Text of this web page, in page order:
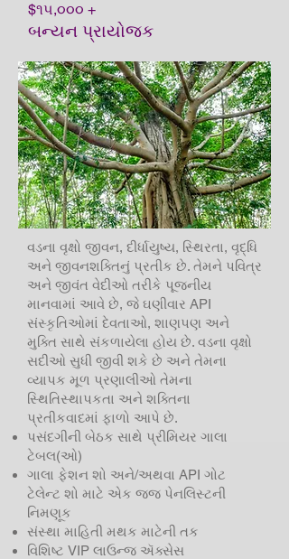
$૧૫,૦૦૦ +
બન્યન પ્રાયોજક
વડના વૃક્ષો જીવન, દીર્ધાયુષ્ય, સ્થિરતા, વૃદ્ધિ
અને જીવનશક્તિનું પ્રતીક છે. તેમને પવિત્ર
અને જીવંત વેદીઓ તરીકે પૂજનીય
માનવામાં આવે છે, જે ઘણીવાર API
સંસ્કૃતિઓમાં દેવતાઓ, શાણપણ અને
મુક્તિ સાથે સંકળાયેલા હોય છે. વડના વૃક્ષો
સદીઓ સુધી જીવી શકે છે અને તેમના
વ્યાપક મૂળ પ્રણાલીઓ તેમના
સ્થિતિસ્થાપકતા અને શક્તિના
પ્રતીકવાદમાં ફાળો આપે છે.
પસંદગીની બેઠક સાથે પ્રીમિયર ગાલા
ટેબલ(ઓ)
ગાલા ફેશન શો અને/અથવા API ગોટ
ટેલેન્ટ શો માટે એક જજ પેનલિસ્ટની
નિમણૂક
સંસ્થા માહિતી મથક માટેની તક
વિશિષ્ટ VIP લાઉન્જ ઍક્સેસ